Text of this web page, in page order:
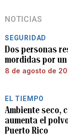
NOTICIAS
SEGURIDAD
Dos personas
mordidas por
8 de agosto de
EL TIEMPO
Ambiente seco,
aumenta el
Puerto Rico